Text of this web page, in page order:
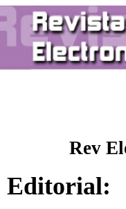
Rev
Editorial: